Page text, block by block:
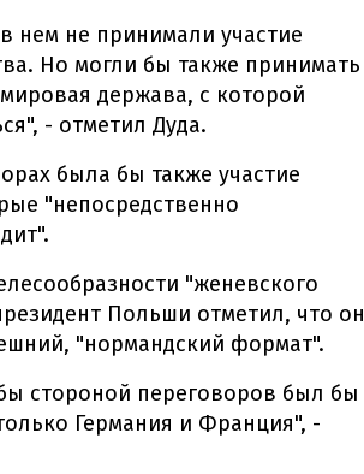
нем не принимали участие
Но могли бы также принимать
держава, с которой
- отметил Дуда.
была бы также участие
"непосредственно
"женевского
Польши отметил, что он
"нормандский формат".
стороной переговоров был бы
Германия и Франция", -